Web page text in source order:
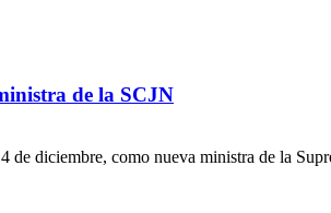
de la SCJN
de diciembre, como nueva ministra de la